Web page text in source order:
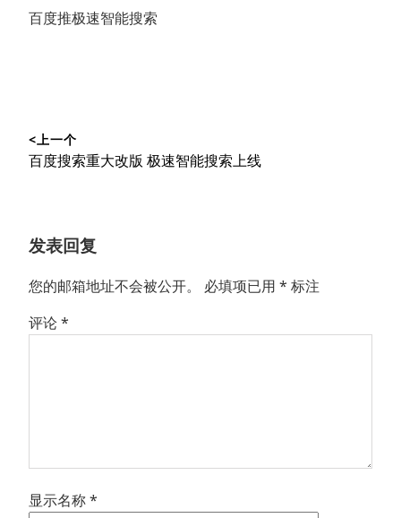
百度推极速智能搜索
章
<上一个
上
百度搜索重大改版 极速智能搜索上线
发表回复
您的邮箱地址不会被公开。 必填项已用 * 标注
评论*
显示名称*